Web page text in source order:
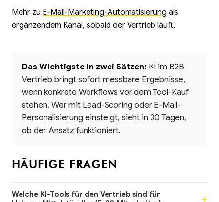
Mehr zu E-Mail-Marketing-Automatisierung als
ergänzendem Kanal, sobald der Vertrieb läuft.
Das Wichtigste in zwei Sätzen: KI im B2B-
Vertrieb bringt sofort messbare Ergebnisse,
wenn konkrete Workflows vor dem Tool-Kauf
stehen. Wer mit Lead-Scoring oder E-Mail-
Personalisierung einsteigt, sieht in 30 Tagen,
ob der Ansatz funktioniert.
HÄUFIGE FRAGEN
Welche KI-Tools für den Vertrieb sind für